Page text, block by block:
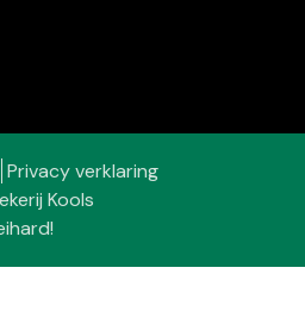
Privacy verklaring
Kools